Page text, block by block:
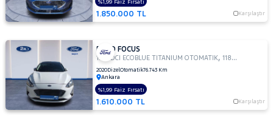
X
1.5 TI-VCT
TITANIUM
OTOMATIK
1.5 TI-
VCT
TREND
X
1.5
1.850.000 TL Karşılaştır
%1,99 Faiz Fırsatı
FORD FOCUS
1.5 TDCI ECOBLUE TITANIUM OTOMATIK,118Hp
2020DizelOtomatik76.743 Km
Ankara
1.610.000 TL Karşılaştır
%1,99 Faiz Fırsatı